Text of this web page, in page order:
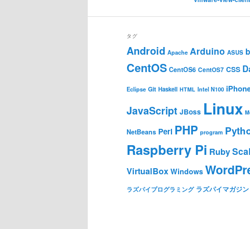
タグ
Android Apache Arduino ASUS
CentOS CentOS6 CentOS7 CSS
Eclipse Git Haskell HTML Intel N100
JavaScript JBoss Linux
NetBeans Perl PHP program
Raspberry Pi Ruby
VirtualBox Windows
ラズパイプログラミング ラズパイマガジン